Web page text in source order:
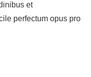
et
perfectum opus pro